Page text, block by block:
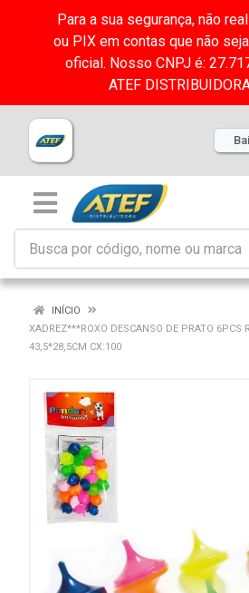
Para a sua segurança, não
ou PIX em contas que não
oficial. Nosso CNPJ é:
ATEF
INÍCIO
XADREZ***ROXO DESCANSO DE PRATO 6PCS
43,5*28,5CM CX:100